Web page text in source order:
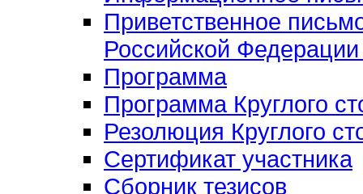
Приветственное
Российской
Программа
Программа Круглого
Резолюция Круглого
Сертификат участника
Сборник тезисов